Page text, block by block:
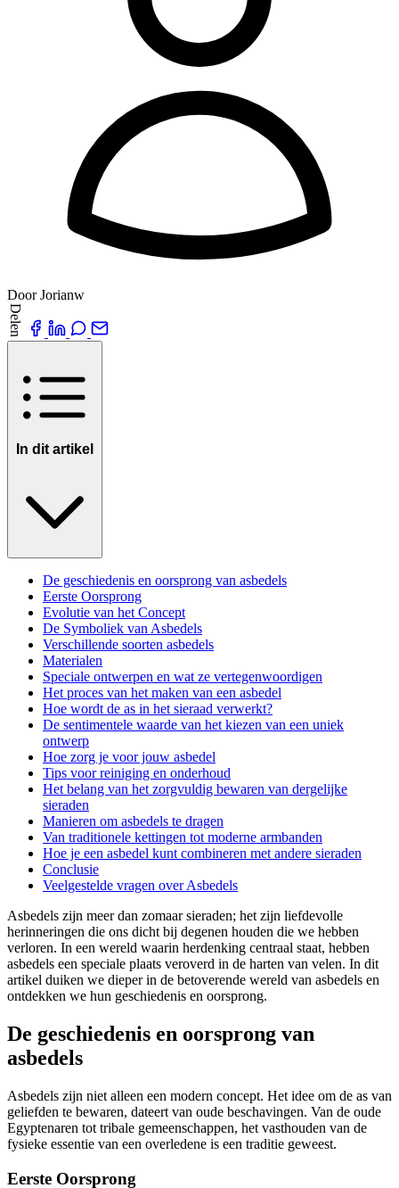
Door Jorianw
Delen
In dit artikel
De geschiedenis en oorsprong van asbedels
Eerste Oorsprong
Evolutie van het Concept
De Symboliek van Asbedels
Verschillende soorten asbedels
Materialen
Speciale ontwerpen en wat ze vertegenwoordigen
Het proces van het maken van een asbedel
Hoe wordt de as in het sieraad verwerkt?
De sentimentele waarde van het kiezen van een uniek
ontwerp
Hoe zorg je voor jouw asbedel
Tips voor reiniging en onderhoud
Het belang van het zorgvuldig bewaren van dergelijke
sieraden
Manieren om asbedels te dragen
Van traditionele kettingen tot moderne armbanden
Hoe je een asbedel kunt combineren met andere sieraden
Conclusie
Veelgestelde vragen over Asbedels
Asbedels zijn meer dan zomaar sieraden; het zijn liefdevolle
herinneringen die ons dicht bij degenen houden die we hebben
verloren. In een wereld waarin herdenking centraal staat, hebben
asbedels een speciale plaats veroverd in de harten van velen. In dit
artikel duiken we dieper in de betoverende wereld van asbedels en
ontdekken we hun geschiedenis en oorsprong.
De geschiedenis en oorsprong van
asbedels
Asbedels zijn niet alleen een modern concept. Het idee om de as van
geliefden te bewaren, dateert van oude beschavingen. Van de oude
Egyptenaren tot tribale gemeenschappen, het vasthouden van de
fysieke essentie van een overledene is een traditie geweest.
Eerste Oorsprong